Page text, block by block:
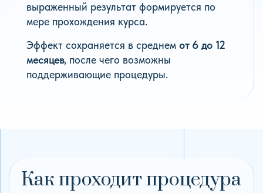
выраженный результат формируется по
мере прохождения курса.
Эффект сохраняется в среднем от 6 до 12
месяцев, после чего возможны
поддерживающие процедуры.
Как проходит процедура